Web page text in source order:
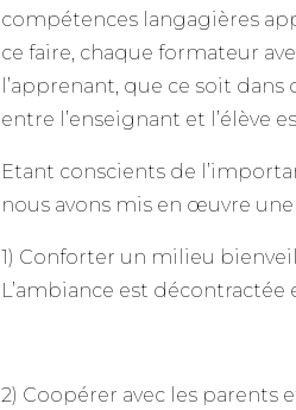
compétences langagières
ce faire, chaque formateur
l’apprenant, que ce soit
entre l’enseignant et l’élève
Etant conscients de
nous avons mis en œuvre
1) Conforter un milieu
L’ambiance est
2) Coopérer avec les parents